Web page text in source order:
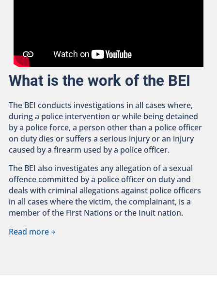
What is the work of the BEI
The BEI conducts investigations in all cases where,
during a police intervention or while being detained
by a police force, a person other than a police officer
on duty dies or suffers a serious injury or an injury
caused by a firearm used by a police officer.
The BEI also investigates any allegation of a sexual
offence committed by a police officer on duty and
deals with criminal allegations against police officers
in all cases where the victim, the complainant, is a
member of the First Nations or the Inuit nation.
Read more